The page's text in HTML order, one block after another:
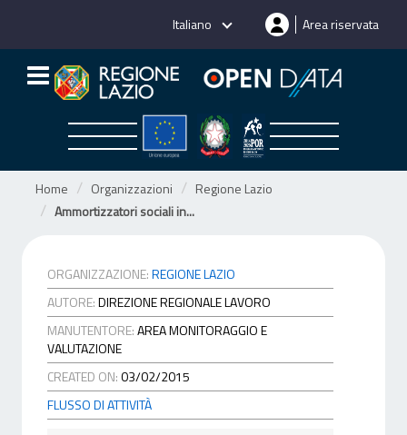
Italiano Area riservata
Home Organizzazioni
Regione Lazio
Ammortizzatori sociali in...
ORGANIZZAZIONE:REGIONE LAZIO
AUTORE:DIREZIONE REGIONALE LAVORO
MANUTENTORE:AREA MONITORAGGIO E
VALUTAZIONE
CREATED ON:03/02/2015
FLUSSO DI ATTIVITÀ